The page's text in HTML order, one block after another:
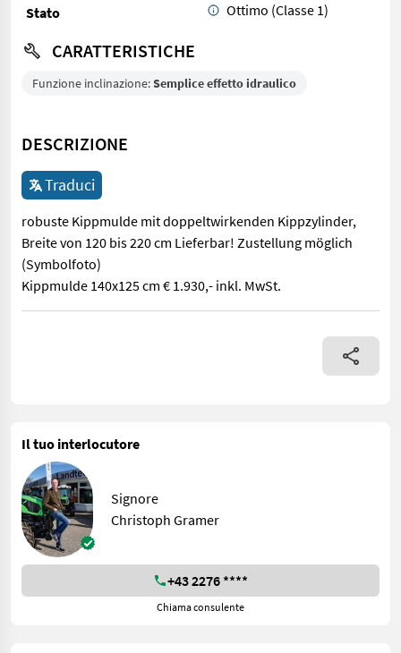
Stato
Ottimo (Classe 1)
CARATTERISTICHE
Funzione inclinazione:Semplice effetto idraulico
DESCRIZIONE
Traduci
robuste Kippmulde mit doppeltwirkenden Kippzylinder,
Breite von 120 bis 220 cm Lieferbar! Zustellung möglich
(Symbolfoto)
Kippmulde 140x125 cm € 1.930,- inkl. MwSt.
robuste Kippmulde mit doppeltwirkenden Kippzylinder, Breite
Il tuo interlocutore
Signore
Christoph Gramer
+43 2276 ****
Chiama consulente